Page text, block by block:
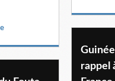
rappel